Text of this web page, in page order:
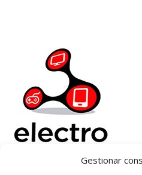
Gestionar